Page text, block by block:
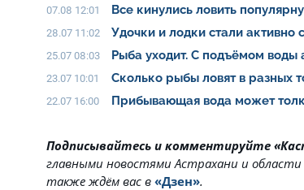
07.08 12:01 Все кинулись ловить
28.07 11:02 Удочки и лодки стали активно
25.07 08:03 Рыба уходит. С подъёмом воды
23.07 10:01 Сколько рыбы ловят в разных
22.07 16:00 Прибывающая вода может
Подписывайтесь и комментируйте
главными новостями Астрахани и области
также ждём вас в «Дзен».